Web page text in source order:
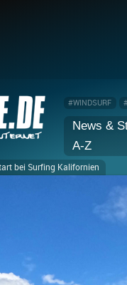
#WINDSURF
News &
A-Z
bei Surfing Kalifornien